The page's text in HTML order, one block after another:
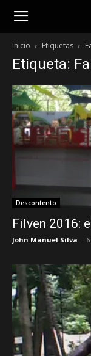
panfletonegro
Inicio Etiquetas
Etiqueta:
Descontento
Filven 2016:
John Manuel Silva -